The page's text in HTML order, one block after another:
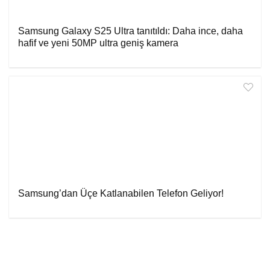
Samsung Galaxy S25 Ultra tanıtıldı: Daha ince, daha
hafif ve yeni 50MP ultra geniş kamera
Samsung’dan Üçe Katlanabilen Telefon Geliyor!